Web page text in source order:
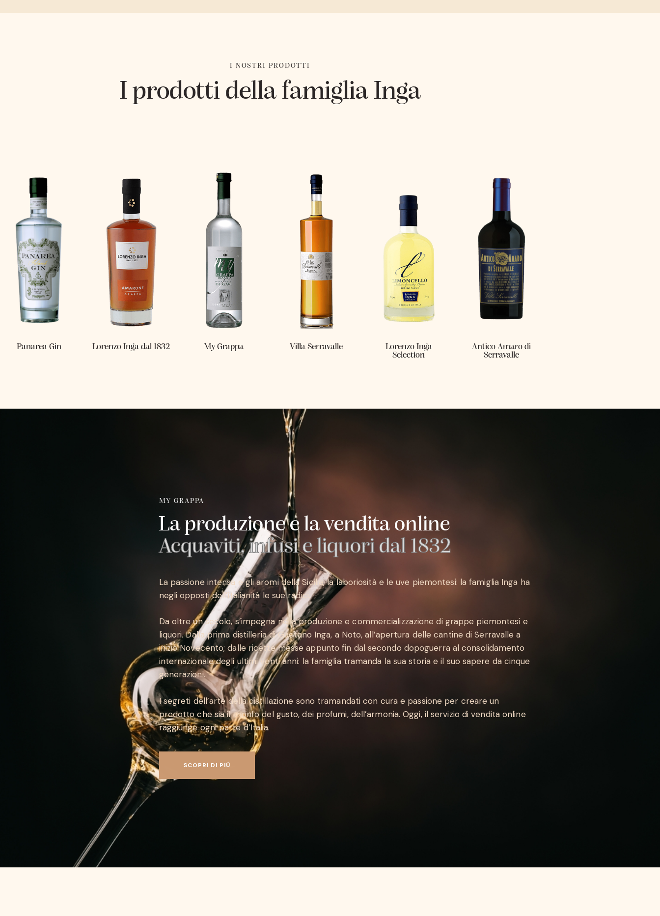
I NOSTRI PRODOTTI
I prodotti della famiglia Inga
Panarea Gin Lorenzo Inga dal 1832 My Grappa Villa Serravalle
Lorenzo Inga
Selection
Antico Amaro di
Serravalle
MY GRAPPA
La produzione e la vendita online
Acquaviti, infusi e liquori dal 1832
La passione intensa e gli aromi della Sicilia, la laboriosità e le uve piemontesi: la famiglia Inga ha
negli opposti dell’italianità le sue radici.
Da oltre un secolo, s’impegna nella produzione e commercializzazione di grappe piemontesi e
liquori. Dalla prima distilleria di Gaetano Inga, a Noto, all’apertura delle cantine di Serravalle a
inizio Novecento; dalle ricette messe appunto fin dal secondo dopoguerra al consolidamento
internazionale degli ultimi venti anni: la famiglia tramanda la sua storia e il suo sapere da cinque
generazioni.
I segreti dell’arte della distillazione sono tramandati con cura e passione per creare un
prodotto che sia il trionfo del gusto, dei profumi, dell’armonia. Oggi, il servizio di vendita online
raggiunge ogni parte d’Italia.
SCOPRI DI PIÙ